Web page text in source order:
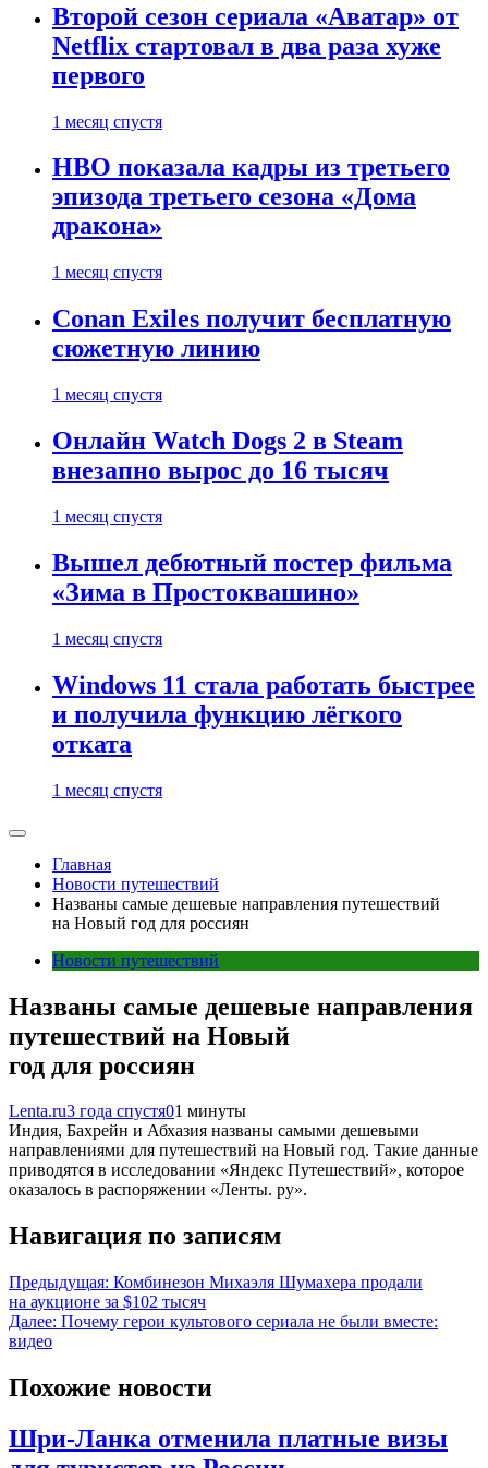
Второй сезон сериала «Аватар» от
Netflix стартовал в два раза хуже
первого
1 месяц спустя
HBO показала кадры из третьего
эпизода третьего сезона «Дома
дракона»
1 месяц спустя
Conan Exiles получит бесплатную
сюжетную линию
1 месяц спустя
Онлайн Watch Dogs 2 в Steam
внезапно вырос до 16 тысяч
1 месяц спустя
Вышел дебютный постер фильма
«Зима в Простоквашино»
1 месяц спустя
Windows 11 стала работать быстрее
и получила функцию лёгкого
отката
1 месяц спустя
Главная
Новости путешествий
Названы самые дешевые направления путешествий
на Новый год для россиян
Новости путешествий
Названы самые дешевые направления
путешествий на Новый
год для россиян
Lenta.ru3 года спустя01 минуты
Индия, Бахрейн и Абхазия названы самыми дешевыми
направлениями для путешествий на Новый год. Такие данные
приводятся в исследовании «Яндекс Путешествий», которое
оказалось в распоряжении «Ленты. ру».
Навигация по записям
Предыдущая: Комбинезон Михаэля Шумахера продали
на аукционе за $102 тысяч
Далее: Почему герои культового сериала не были вместе:
видео
Похожие новости
Шри-Ланка отменила платные визы